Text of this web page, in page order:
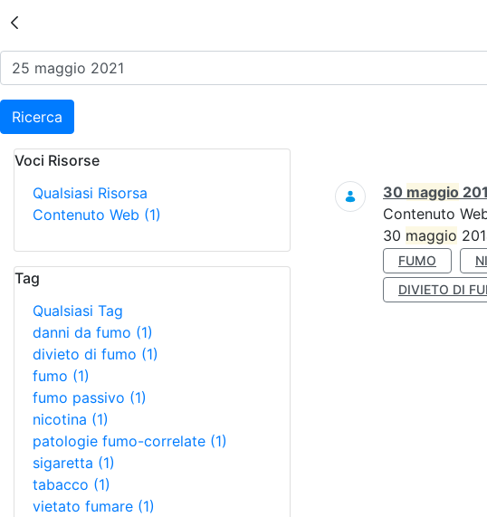
Risultati della Ricerca - Eventi
Ricerca
Voci Risorse
Qualsiasi Risorsa
Contenuto Web (1)
Tag
Qualsiasi Tag
danni da fumo (1)
divieto di fumo (1)
fumo (1)
fumo passivo (1)
nicotina (1)
patologie fumo-correlate (1)
sigaretta (1)
tabacco (1)
vietato fumare (1)
Ricerca
30 maggio
Contenuto
30 maggio
FUMO
DIVIETO DI